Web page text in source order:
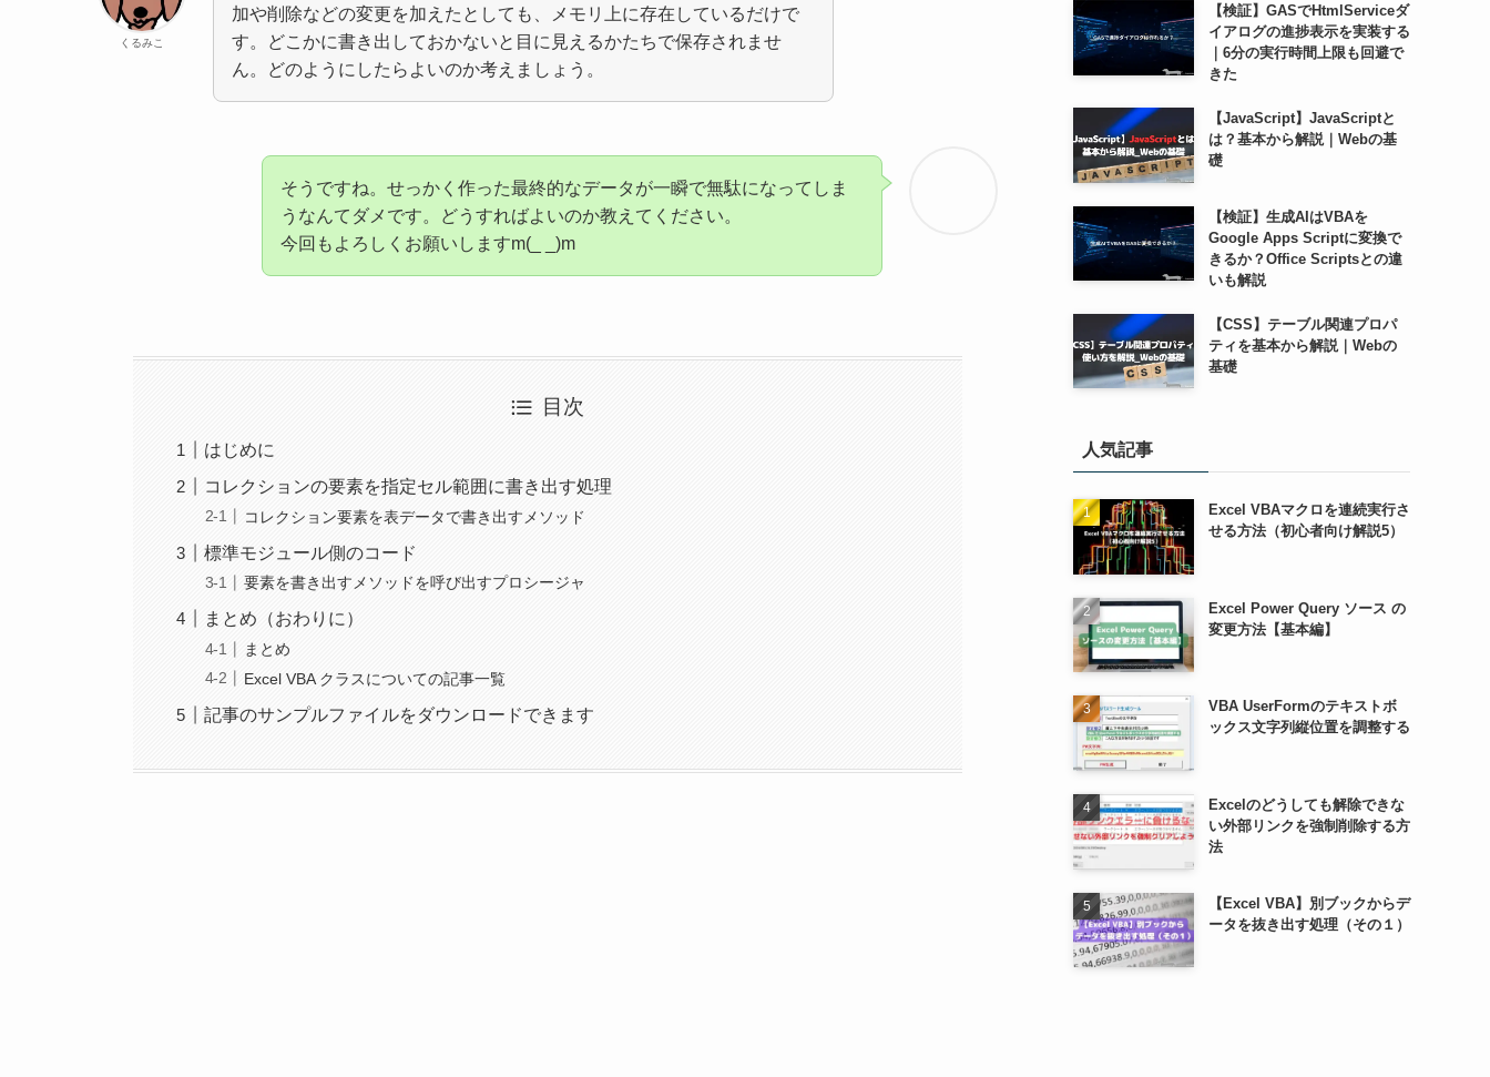
くるみこ
加や削除などの変更を加えたとしても、メモリ上に存在しているだけで
す。どこかに書き出しておかないと目に見えるかたちで保存されませ
ん。どのようにしたらよいのか考えましょう。
そうですね。せっかく作った最終的なデータが一瞬で無駄になってしま
うなんてダメです。どうすればよいのか教えてください。
今回もよろしくお願いしますm(_ _)m
目次
はじめに
コレクションの要素を指定セル範囲に書き出す処理
コレクション要素を表データで書き出すメソッド
標準モジュール側のコード
要素を書き出すメソッドを呼び出すプロシージャ
まとめ（おわりに）
まとめ
Excel VBA クラスについての記事一覧
記事のサンプルファイルをダウンロードできます
【検証】GASでHtmlServiceダ
イアログの進捗表示を実装する
｜6分の実行時間上限も回避で
きた
【JavaScript】JavaScriptと
は？基本から解説｜Webの基
礎
【検証】生成AIはVBAを
Google Apps Scriptに変換で
きるか？Office Scriptsとの違
いも解説
【CSS】テーブル関連プロパ
ティを基本から解説｜Webの
基礎
人気記事
Excel VBAマクロを連続実行さ
せる方法（初心者向け解説5）
Excel Power Query ソース の
変更方法【基本編】
VBA UserFormのテキストボ
ックス文字列縦位置を調整する
Excelのどうしても解除できな
い外部リンクを強制削除する方
法
【Excel VBA】別ブックからデ
ータを抜き出す処理（その１）